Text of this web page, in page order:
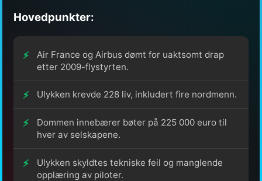
Hovedpunkter:
Air France og Airbus dømt for uaktsomt drap
etter 2009-flystyrten.
Ulykken krevde 228 liv, inkludert fire nordmenn.
Dommen innebærer bøter på 225 000 euro til
hver av selskapene.
Ulykken skyldtes tekniske feil og manglende
opplæring av piloter.